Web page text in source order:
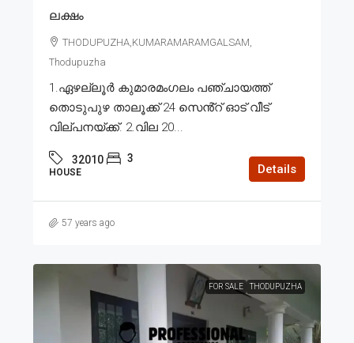
ലക്ഷം
THODUPUZHA,KUMARAMARAMGALSAM,
Thodupuzha
1.ഏഴല്ലൂർ കുമാരമംഗലം പഞ്ചായത്ത്
തൊടുപുഴ താലൂക്ക് 24 സെൻ്റ് ഓട് വീട്
വില്പനയ്ക്ക്. 2.വില 20...
32010 3
HOUSE Details
57 years ago
FOR SALE THODUPUZHA